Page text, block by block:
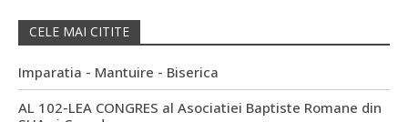
CELE MAI CITITE
Imparatia - Mantuire - Biserica
AL 102-LEA CONGRES al Asociatiei Baptiste Romane din